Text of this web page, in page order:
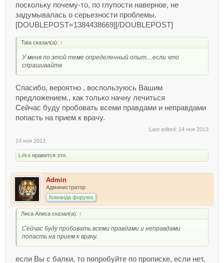
поскольку почему-то, по глупости наверное, не
задумывалась о серьезности проблемы.
[DOUBLEPOST=1384438669][/DOUBLEPOST]
Tata сказал(а): ↑
У меня по этой теме определенный опыт....если что
спрашивайте
Спасибо, вероятно , воспользуюсь Вашим
предложением., как только начну лечиться
Сейчас буду пробовать всеми правдами и неправдами
попасть на прием к врачу.
Last edited: 14 ноя 2013
14 ноя 2013
Lёka нравится это.
Admin
Администратор
Команда форума
Лиса Алиса сказал(а): ↑
Сейчас буду пробовать всеми правдами и неправдами
попасть на прием к врачу.
если Вы с балки, то попробуйте по прописке, если нет,